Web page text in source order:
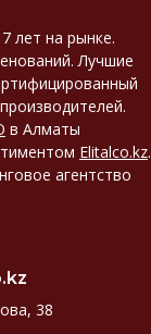
лет на рынке.
Лучшие
в Алматы
Elitalco.kz.
агентство
38